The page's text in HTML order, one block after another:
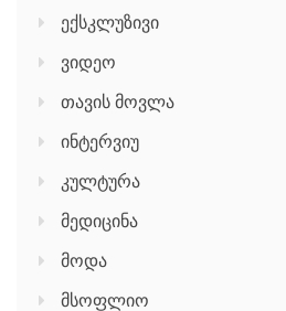
ექსკლუზივი
ვიდეო
თავის მოვლა
ინტერვიუ
კულტურა
მედიცინა
მოდა
მსოფლიო